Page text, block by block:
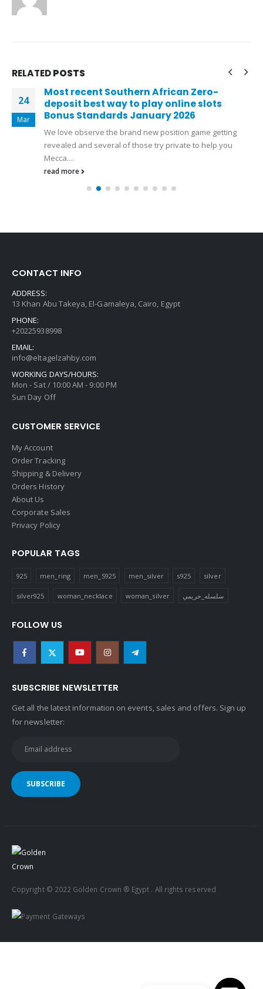
RELATEDPOSTS
24
Mar
Most recent Southern African Zero-
deposit best way to play online slots
Bonus Standards January 2026
We love observe the brand new position game getting
revealed and several of those try private to help you
Mecca....
read more
CONTACT INFO
ADDRESS:
13 Khan Abu Takeya, El-Gamaleya, Cairo, Egypt
PHONE:
+20225938998
EMAIL:
info@eltagelzahby.com
WORKING DAYS/HOURS:
Mon - Sat / 10:00 AM - 9:00 PM
Sun Day Off
CUSTOMER SERVICE
My Account
Order Tracking
Shipping & Delivery
Orders History
About Us
Corporate Sales
Privacy Policy
POPULAR TAGS
925 men_ring men_S925 men_silver s925 silver
silver925 woman_necklace woman_silver سلسله_حريمي
FOLLOW US
SUBSCRIBE NEWSLETTER
Get all the latest information on events, sales and offers. Sign up
for newsletter:
Copyright © 2022 Golden Crown ® Egypt . All rights reserved